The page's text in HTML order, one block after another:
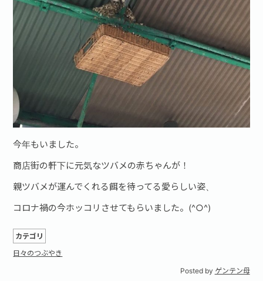
今年もいました。
商店街の軒下に元気なツバメの赤ちゃんが！
親ツバメが運んでくれる餌を待ってる愛らしい姿、
コロナ禍の今ホッコリさせてもらいました。(^○^)
カテゴリ
日々のつぶやき
Posted by ゲンテン母